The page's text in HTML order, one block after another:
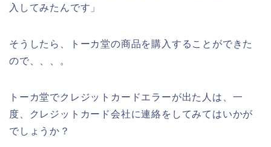
入してみたんです」
そうしたら、トーカ堂の商品を購入することができた
ので、、、。
トーカ堂でクレジットカードエラーが出た人は、一
度、クレジットカード会社に連絡をしてみてはいかが
でしょうか？